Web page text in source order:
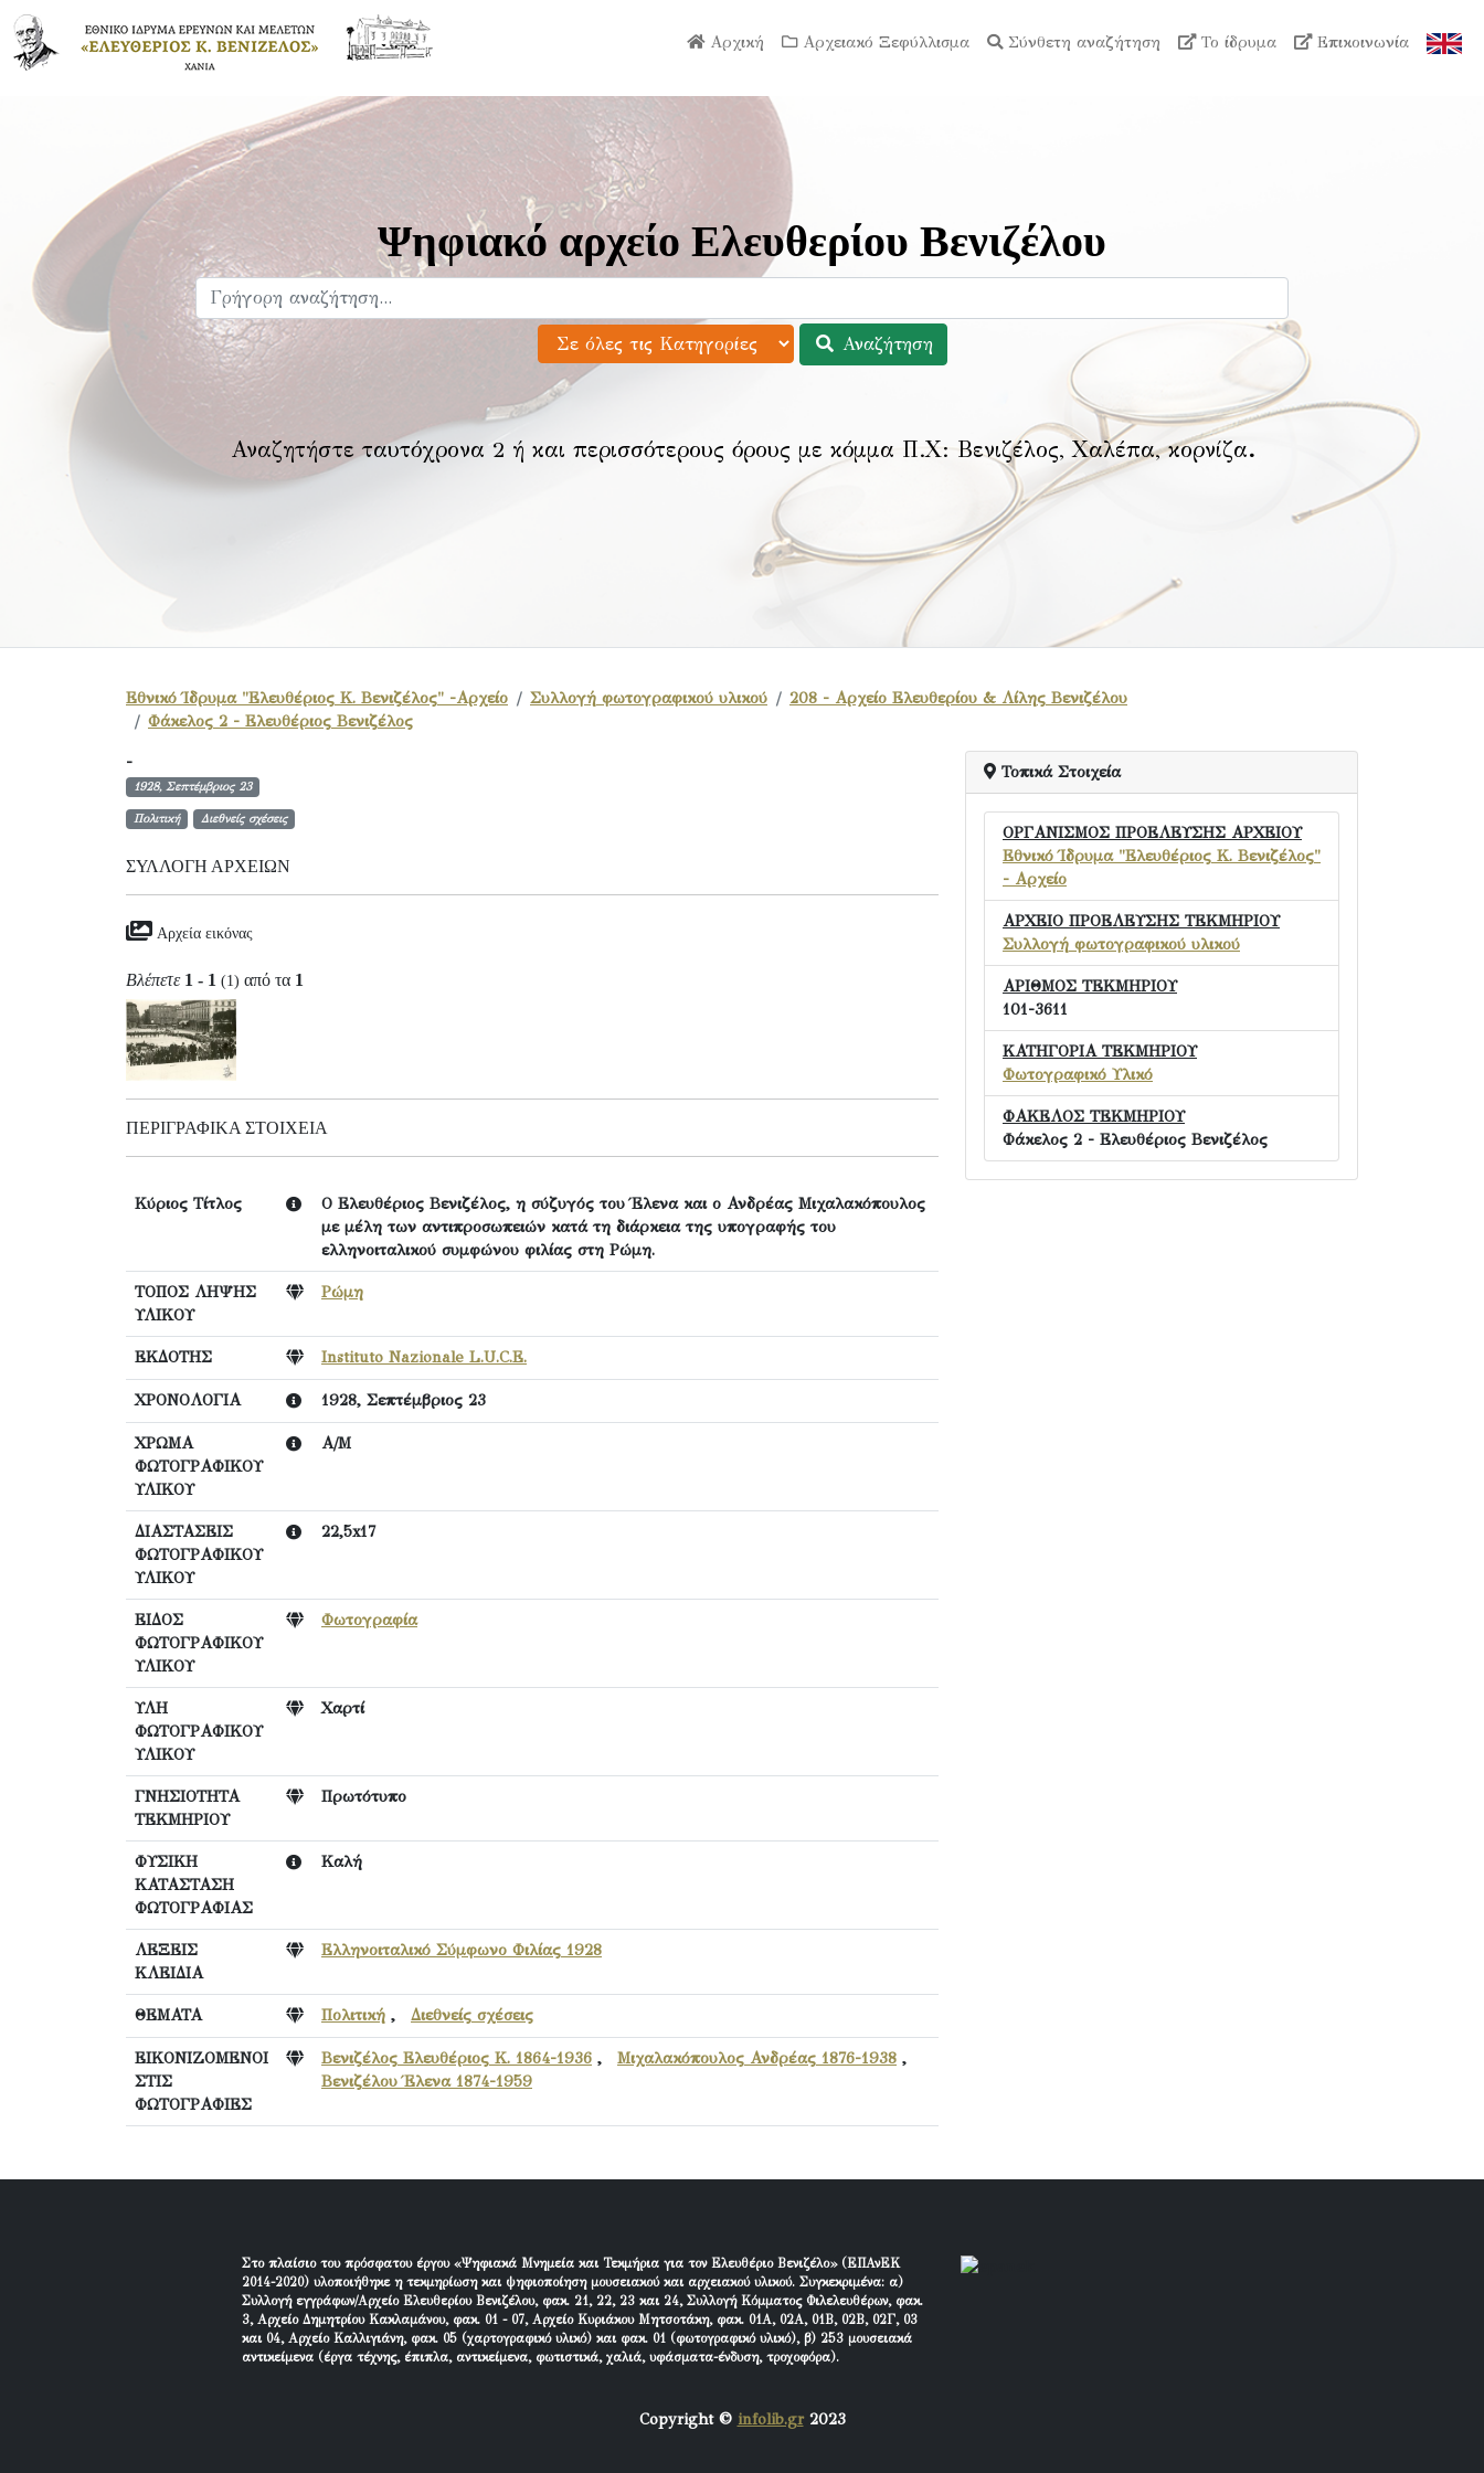
Αρχική Αρχειακό Ξεφύλλισμα Σύνθετη αναζήτηση Το ίδρυμα Επικοινωνία
Ψηφιακό αρχείο Ελευθερίου Βενιζέλου
Αναζήτηση
Αναζητήστε ταυτόχρονα 2 ή και περισσότερους όρους με κόμμα Π.Χ: Βενιζέλος, Χαλέπα, κορνίζα.
Εθνικό Ίδρυμα "Ελευθέριος Κ. Βενιζέλος" -Αρχείο Συλλογή φωτογραφικού υλικού
208 - Αρχείο Ελευθερίου & Λίλης Βενιζέλου
Φάκελος 2 - Ελευθέριος Βενιζέλος
-
1928, Σεπτέμβριος 23
Πολιτική Διεθνείς σχέσεις
ΣΥΛΛΟΓΉ ΑΡΧΕΊΩΝ
Αρχεία εικόνας
Βλέπετε 1 - 1 (1) από τα 1
ΠΕΡΙΓΡΑΦΙΚΆ ΣΤΟΙΧΕΊΑ
Κύριος Τίτλος
Ο Ελευθέριος Bενιζέλος, η σύζυγός του Έλενα και ο Ανδρέας Μιχαλακόπουλος
με μέλη των αντιπροσωπειών κατά τη διάρκεια της υπογραφής του
ελληνοιταλικού συμφώνου φιλίας στη Ρώμη.
ΤΟΠΟΣ ΛΗΨΗΣ
ΥΛΙΚΟΥ
Ρώμη
ΕΚΔΟΤΗΣ Instituto Nazionale L.U.C.E.
ΧΡΟΝΟΛΟΓΙΑ 1928, Σεπτέμβριος 23
ΧΡΩΜΑ
ΦΩΤΟΓΡΑΦΙΚΟΥ
ΥΛΙΚΟΥ
Α/Μ
ΔΙΑΣΤΑΣΕΙΣ
ΦΩΤΟΓΡΑΦΙΚΟΥ
ΥΛΙΚΟΥ
22,5x17
ΕΙΔΟΣ
ΦΩΤΟΓΡΑΦΙΚΟΥ
ΥΛΙΚΟΥ
Φωτογραφία
ΥΛΗ
ΦΩΤΟΓΡΑΦΙΚΟΥ
ΥΛΙΚΟΥ
Χαρτί
ΓΝΗΣΙΟΤΗΤΑ
ΤΕΚΜΗΡΙΟΥ
Πρωτότυπο
ΦΥΣΙΚΗ
ΚΑΤΑΣΤΑΣΗ
ΦΩΤΟΓΡΑΦΙΑΣ
Καλή
ΛΕΞΕΙΣ
ΚΛΕΙΔΙΑ
Ελληνοιταλικό Σύμφωνο Φιλίας 1928
ΘΕΜΑΤΑ Πολιτική , Διεθνείς σχέσεις
ΕΙΚΟΝΙΖΟΜΕΝΟΙ
ΣΤΙΣ
ΦΩΤΟΓΡΑΦΙΕΣ
Βενιζέλος Ελευθέριος Κ. 1864-1936 , Μιχαλακόπουλος Ανδρέας 1876-1938 ,
Βενιζέλου Έλενα 1874-1959
Τοπικά Στοιχεία
ΟΡΓΑΝΙΣΜΟΣ ΠΡΟΕΛΕΥΣΗΣ ΑΡΧΕΙΟΥ
Εθνικό Ίδρυμα "Ελευθέριος Κ. Βενιζέλος"
- Αρχείο
ΑΡΧΕΙΟ ΠΡΟΕΛΕΥΣΗΣ ΤΕΚΜΗΡΙΟΥ
Συλλογή φωτογραφικού υλικού
ΑΡΙΘΜΟΣ ΤΕΚΜΗΡΙΟΥ
101-3611
ΚΑΤΗΓΟΡΙΑ ΤΕΚΜΗΡΙΟΥ
Φωτογραφικό Υλικό
ΦΑΚΕΛΟΣ ΤΕΚΜΗΡΙΟΥ
Φάκελος 2 - Ελευθέριος Βενιζέλος
Στο πλαίσιο του πρόσφατου έργου «Ψηφιακά Μνημεία και Τεκμήρια για τον Ελευθέριο Βενιζέλο» (ΕΠΑνΕΚ
2014-2020) υλοποιήθηκε η τεκμηρίωση και ψηφιοποίηση μουσειακού και αρχειακού υλικού. Συγκεκριμένα: α)
Συλλογή εγγράφων/Αρχείο Ελευθερίου Βενιζέλου, φακ. 21, 22, 23 και 24, Συλλογή Κόμματος Φιλελευθέρων, φακ.
3, Αρχείο Δημητρίου Κακλαμάνου, φακ. 01 - 07, Αρχείο Κυριάκου Μητσοτάκη, φακ. 01Α, 02Α, 01Β, 02Β, 02Γ, 03
και 04, Αρχείο Καλλιγιάνη, φακ. 05 (χαρτογραφικό υλικό) και φακ. 01 (φωτογραφικό υλικό), β) 253 μουσειακά
αντικείμενα (έργα τέχνης, έπιπλα, αντικείμενα, φωτιστικά, χαλιά, υφάσματα-ένδυση, τροχοφόρα).
Copyright © infolib.gr2023